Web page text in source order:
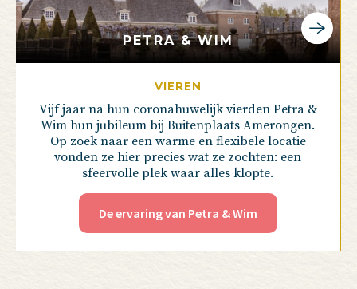
PETRA & WIM
VIEREN
Vijf jaar na hun coronahuwelijk vierden Petra &
Wim hun jubileum bij Buitenplaats Amerongen.
Op zoek naar een warme en flexibele locatie
vonden ze hier precies wat ze zochten: een
sfeervolle plek waar alles klopte.
De ervaring van Petra & Wim